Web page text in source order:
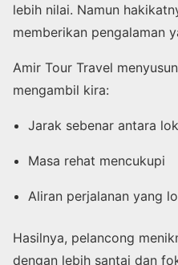
lebih nilai. Namun
memberikan pengalaman
Amir Tour Travel
mengambil kira:
Jarak sebenar antara
Masa rehat mencukupi
Aliran perjalanan yang
Hasilnya, pelancong
dengan lebih santai dan